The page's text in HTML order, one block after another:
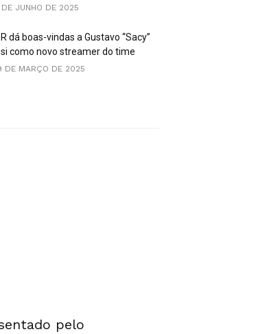
JUNHO DE 2025
dá boas-vindas a Gustavo “Sacy”
como novo streamer do time
DE MARÇO DE 2025
pelo